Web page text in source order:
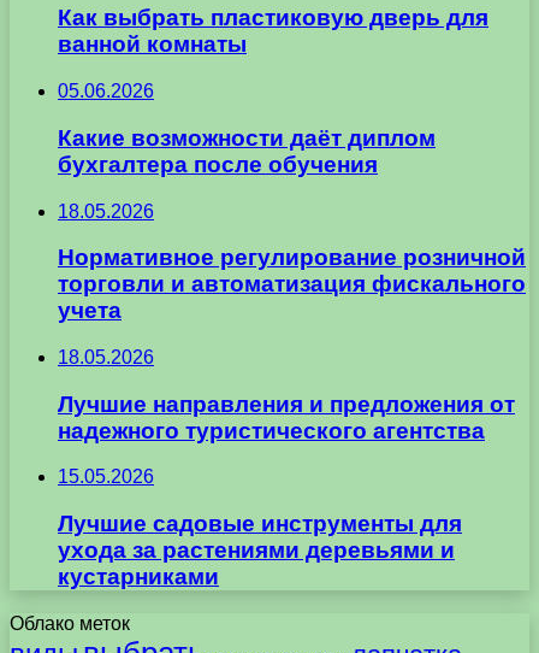
Как выбрать пластиковую дверь для
ванной комнаты
05.06.2026
Какие возможности даёт диплом
бухгалтера после обучения
18.05.2026
Нормативное регулирование розничной
торговли и автоматизация фискального
учета
18.05.2026
Лучшие направления и предложения от
надежного туристического агентства
15.05.2026
Лучшие садовые инструменты для
ухода за растениями деревьями и
кустарниками
Облако меток